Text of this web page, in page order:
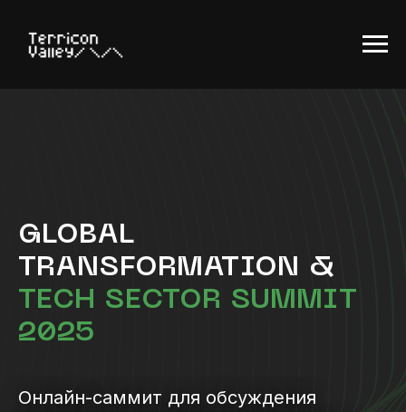
GLOBAL
TRANSFORMATION &
TECH SECTOR SUMMIT
2025
Онлайн-саммит для обсуждения